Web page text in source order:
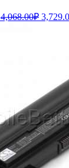
4,068.00₽